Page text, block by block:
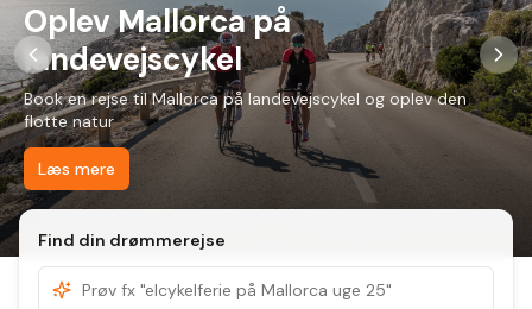
Oplev Mallorca på
landevejscykel
Book en rejse til Mallorca på landevejscykel og oplev den
flotte natur
Læs mere
Find din drømmerejse